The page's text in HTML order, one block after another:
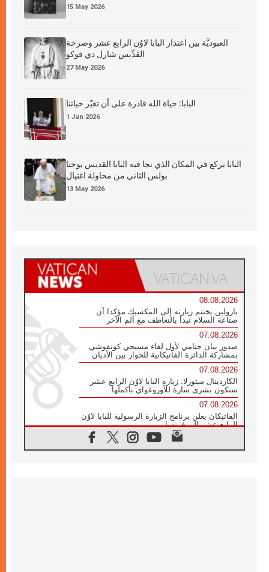
15 May 2026
العبوديَّة بين اعتذار البابا لاوُن الرابع عشر وصرخة
القدِّيس شارل دي فوكو
27 May 2026
البابا: حياة الله قادرة على أن تغيّر حياتنا
1 Jun 2026
البابا يركع في المكان الذي نجا فيه البابا القديس يوحنا
بولس الثاني من محاولة اغتيال
13 May 2026
08.08.2026
بارولين يختتم زيارته إلى المكسيك مؤكدا أن
صناعة السلام تبدأ بالتعاطف مع ألم الآخر
07.08.2026
صدور بيان ختامي لأول لقاء مسيحي كونفوشي
بمشاركة الدائرة الفاتيكانية للحوار بين الأديان
07.08.2026
الكاردينال ستورلا: زيارة البابا لاوُن الرابع عشر
ستكون بشرى سارة للأوروغواي بأكملها
07.08.2026
الفاتيكان يعلن برنامج الزيارة الرسولية للبابا لاوُن
الرابع عشر إلى فرنسا
في الذكرى الـ ٨١ لحادثة هيروشيما الكنيسة في